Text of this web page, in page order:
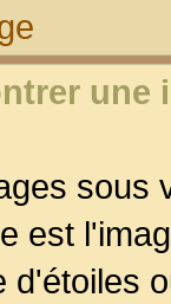
une
sous
est
d'étoiles